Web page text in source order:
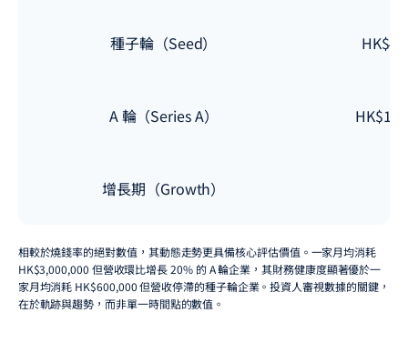
種子輪（Seed）
A 輪（Series A）
增長期（Growth）
相較於燒錢率的絕對數值，其動態走勢更具備核心評估價值。一家月均消耗
HK$3,000,000 但營收環比增長 20% 的 A 輪企業，其財務健康度顯著優於一
家月均消耗 HK$600,000 但營收停滯的種子輪企業。投資人審視數據的關鍵，
在於軌跡與趨勢，而非單一時間點的數值。